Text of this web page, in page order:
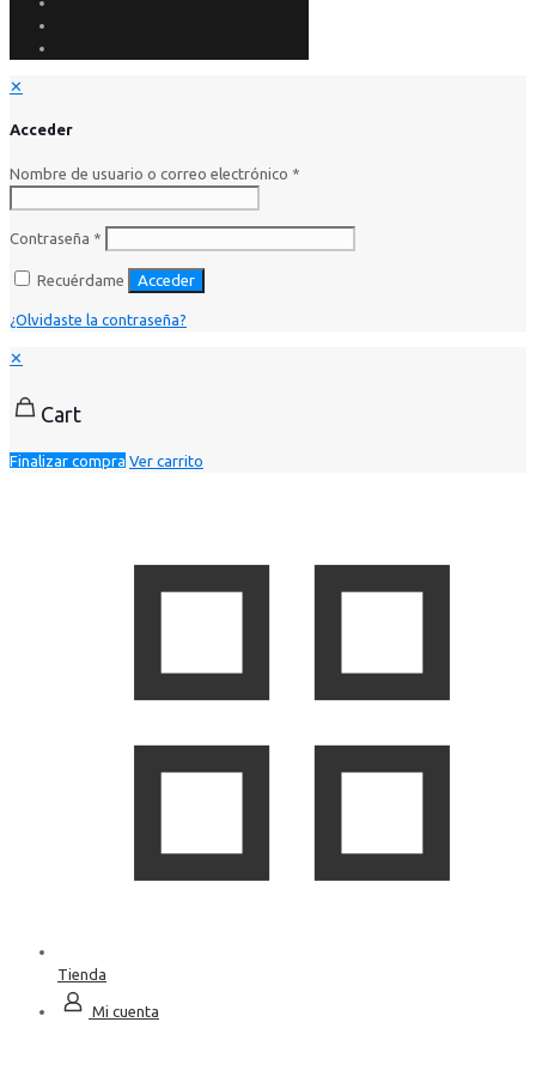
✕
Acceder
Nombre de usuario o correo electrónico *
Contraseña *
Recuérdame Acceder
¿Olvidaste la contraseña?
✕
Cart
Finalizar compra Ver carrito
Tienda
Mi cuenta